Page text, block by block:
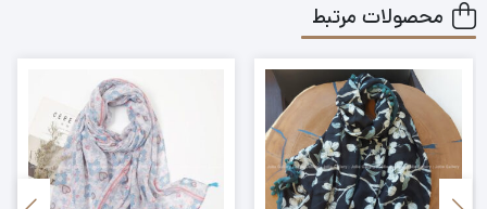
محصولات مرتبط